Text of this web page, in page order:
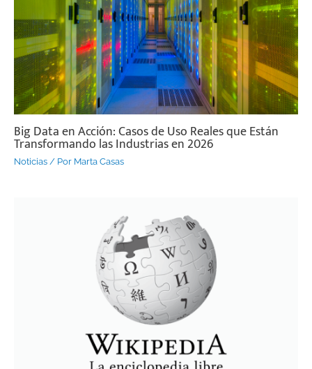
Big Data en Acción: Casos de Uso Reales que Están
Transformando las Industrias en 2026
Noticias / Por Marta Casas